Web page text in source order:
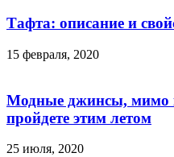
Тафта: описание и
15 февраля, 2020
Модные джинсы, мимо
пройдете этим летом
25 июля, 2020